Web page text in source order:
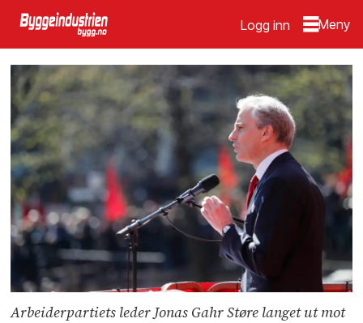
Logg inn
Arbeiderpartiets leder Jonas Gahr Støre langet ut mot